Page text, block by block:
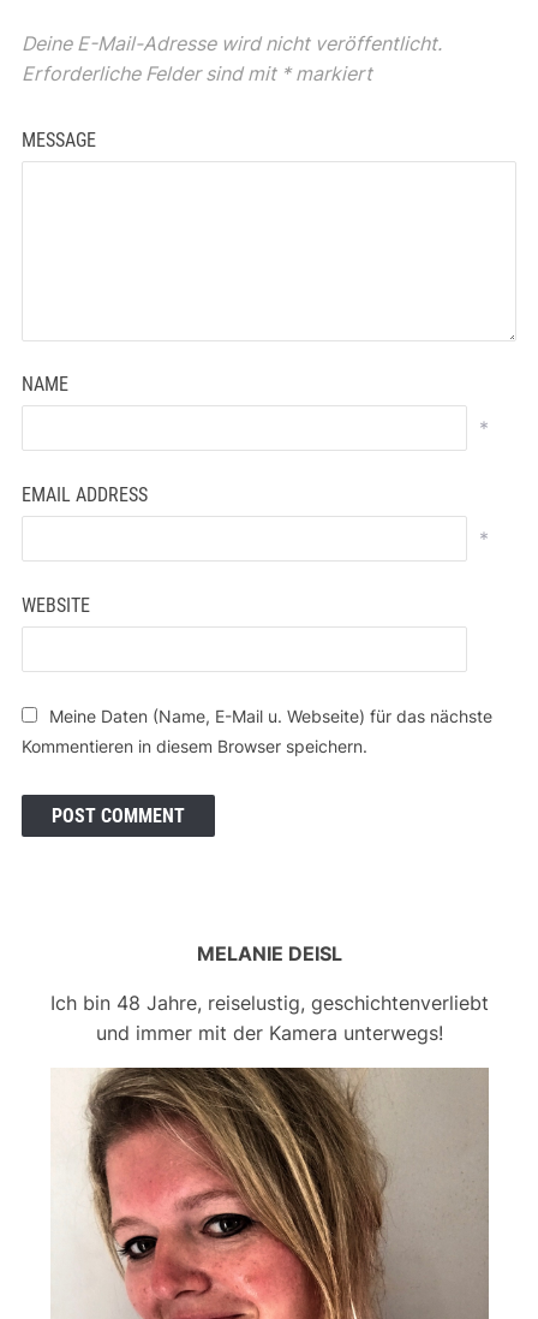
Deine E-Mail-Adresse wird nicht veröffentlicht.
Erforderliche Felder sind mit *markiert
MESSAGE
NAME
*
EMAIL ADDRESS
*
WEBSITE
Meine Daten (Name, E-Mail u. Webseite) für das nächste
Kommentieren in diesem Browser speichern.
MELANIE DEISL
Ich bin 48 Jahre, reiselustig, geschichtenverliebt
und immer mit der Kamera unterwegs!